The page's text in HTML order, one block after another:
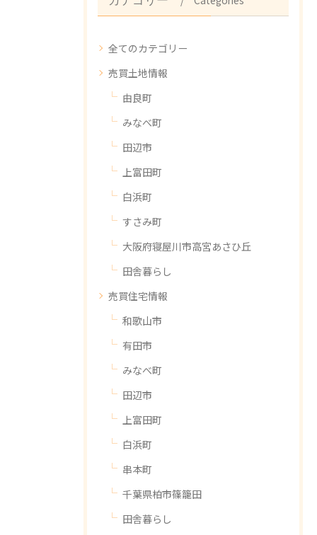
全てのカテゴリー
売買土地情報
由良町
みなべ町
田辺市
上富田町
白浜町
すさみ町
大阪府寝屋川市高宮あさひ丘
田舎暮らし
売買住宅情報
和歌山市
有田市
みなべ町
田辺市
上富田町
白浜町
串本町
千葉県柏市篠籠田
田舎暮らし